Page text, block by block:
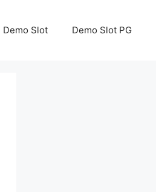
Demo Slot Demo Slot PG